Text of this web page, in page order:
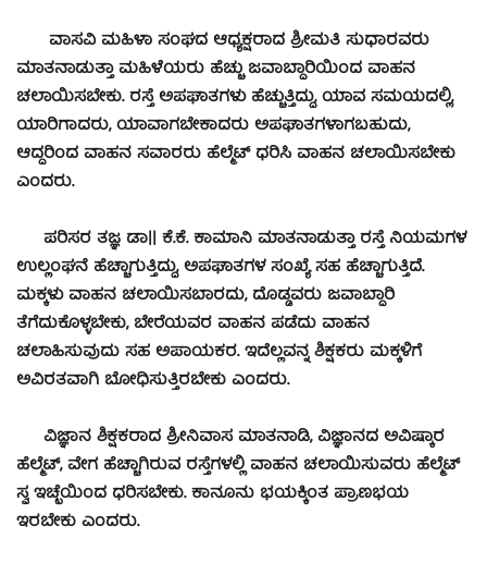
ವಾಸವಿ ಮಹಿಳಾ ಸಂಘದ ಆಧ್ಯಕ್ಷರಾದ ಶ್ರೀಮತಿ ಸುಧಾರವರು
ಮಾತನಾಡುತ್ತಾ ಮಹಿಳೆಯರು ಹೆಚ್ಚು ಜವಾಬ್ಧಾರಿಯಿಂದ ವಾಹನ
ಚಲಾಯಿಸಬೇಕು. ರಸ್ತೆ ಅಪಘಾತಗಳು ಹೆಚ್ಚುತ್ತಿದ್ದು, ಯಾವ ಸಮಯದಲ್ಲಿ,
ಯಾರಿಗಾದರು, ಯಾವಾಗಬೇಕಾದರು ಅಪಘಾತಗಳಾಗಬಹುದು,
ಆದ್ದರಿಂದ ವಾಹನ ಸವಾರರು ಹೆಲ್ಮೆಟ್ ಧರಿಸಿ ವಾಹನ ಚಲಾಯಿಸಬೇಕು
ಎಂದರು.
ಪರಿಸರ ತಜ್ಞ ಡಾ|| ಕೆ.ಕೆ. ಕಾಮಾನಿ ಮಾತನಾಡುತ್ತಾ ರಸ್ತೆ ನಿಯಮಗಳ
ಉಲ್ಲಂಘನೆ ಹೆಚ್ಚಾಗುತ್ತಿದ್ದು, ಅಪಘಾತಗಳ ಸಂಖ್ಯೆ ಸಹ ಹೆಚ್ಚಾಗುತ್ತಿದೆ.
ಮಕ್ಕಳು ವಾಹನ ಚಲಾಯಿಸಬಾರದು, ದೊಡ್ಡವರು ಜವಾಬ್ಧಾರಿ
ತೆಗೆದುಕೊಳ್ಳಬೇಕು, ಬೇರೆಯವರ ವಾಹನ ಪಡೆದು ವಾಹನ
ಚಲಾಹಿಸುವುದು ಸಹ ಅಪಾಯಕರ. ಇದೆಲ್ಲವನ್ನ ಶಿಕ್ಷಕರು ಮಕ್ಕಳಿಗೆ
ಅವಿರತವಾಗಿ ಬೋಧಿಸುತ್ತಿರಬೇಕು ಎಂದರು.
ವಿಜ್ಞಾನ ಶಿಕ್ಷಕರಾದ ಶ್ರೀನಿವಾಸ ಮಾತನಾಡಿ, ವಿಜ್ಞಾನದ ಅವಿಷ್ಕಾರ
ಹೆಲ್ಮೆಟ್, ವೇಗ ಹೆಚ್ಚಾಗಿರುವ ರಸ್ತೆಗಳಲ್ಲಿ ವಾಹನ ಚಲಾಯಿಸುವರು ಹೆಲ್ಮೆಟ್
ಸ್ವ ಇಚ್ಛೆಯಿಂದ ಧರಿಸಬೇಕು. ಕಾನೂನು ಭಯಕ್ಕಿಂತ ಪ್ರಾಣಭಯ
ಇರಬೇಕು ಎಂದರು.